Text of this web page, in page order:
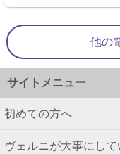
他の
サイトメニュー
初めての方へ
ヴェルニが大事にして